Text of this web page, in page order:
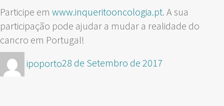
Participe em www.inqueritooncologia.pt. A sua
participação pode ajudar a mudar a realidade do
cancro em Portugal!
Autor
ipoportoPublicado
28 de Setembro de 2017